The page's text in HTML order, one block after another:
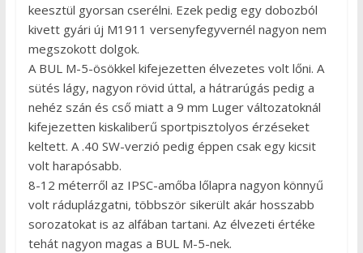
keesztül gyorsan cserélni. Ezek pedig egy dobozból
kivett gyári új M1911 versenyfegyvernél nagyon nem
megszokott dolgok.
A BUL M-5-ösökkel kifejezetten élvezetes volt lőni. A
sütés lágy, nagyon rövid úttal, a hátrarúgás pedig a
nehéz szán és cső miatt a 9 mm Luger változatoknál
kifejezetten kiskaliberű sportpisztolyos érzéseket
keltett. A .40 SW-verzió pedig éppen csak egy kicsit
volt harapósabb.
8-12 méterről az IPSC-amőba lőlapra nagyon könnyű
volt ráduplázgatni, többször sikerült akár hosszabb
sorozatokat is az alfában tartani. Az élvezeti értéke
tehát nagyon magas a BUL M-5-nek.